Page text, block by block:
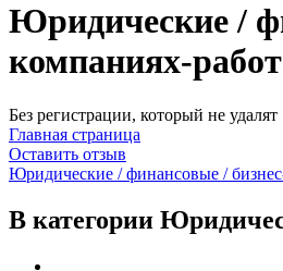
Юридические /
компаниях-
Без регистрации, который не удалят
Главная страница
Оставить отзыв
Юридические / финансовые /
В категории